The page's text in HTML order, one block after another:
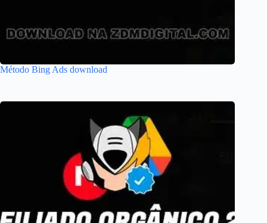
Método Bing Ads download